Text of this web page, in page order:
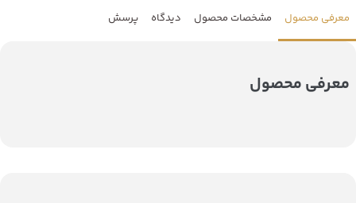
معرفی محصول مشخصات محصول دیدگاه پرسش
معرفی محصول